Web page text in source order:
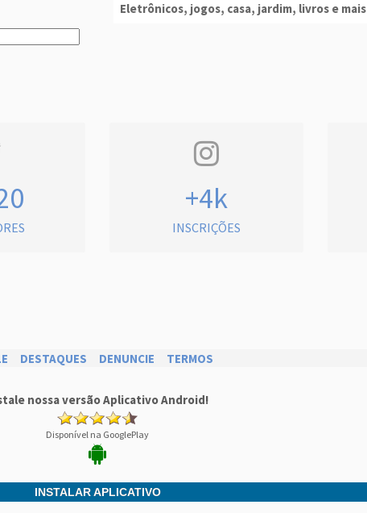
Eletrônicos, jogos, casa, jardim, livros e mais
+4k
INSCRIÇÕES
DESTAQUES DENUNCIE TERMOS
nossa versão Aplicativo Android!
Disponível na GooglePlay
INSTALAR APLICATIVO